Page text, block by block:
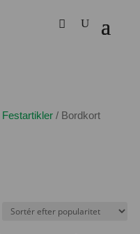
Festartikler / Bordkort